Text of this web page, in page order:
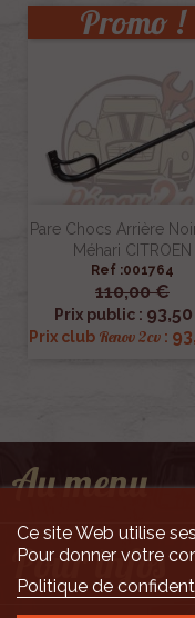
Pare Chocs Arrière
Méhari CITROEN
Ref :001764
110,00 €
Prix public :
Prix club Renov 2cv:
Promo !
Au menu
Pour infos
Ce site Web utilise
Pour donner votre
Politique de